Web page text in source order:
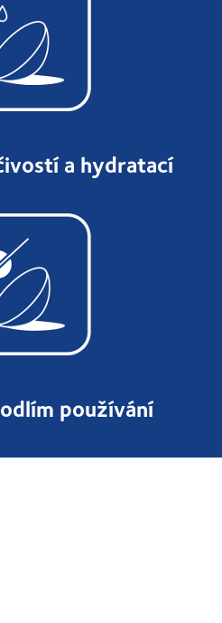
a hydratací
používání